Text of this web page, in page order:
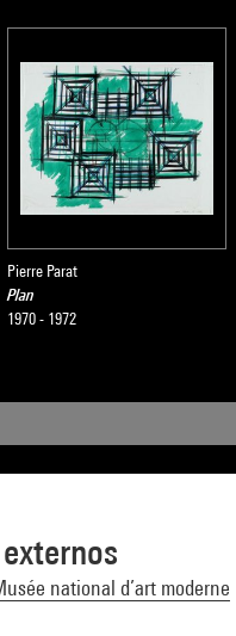
Pierre Parat
Plan
1970 - 1972
national d’art moderne